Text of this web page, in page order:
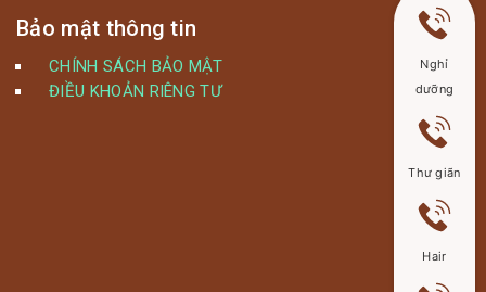
Bảo mật thông tin
CHÍNH SÁCH BẢO MẬT
ĐIỀU KHOẢN RIÊNG TƯ
Nghỉ
dưỡng
Thư giãn
Hair